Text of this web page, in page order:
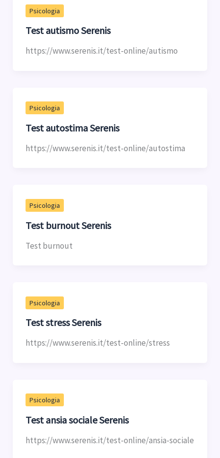
Psicologia
Test autismo Serenis
https://www.serenis.it/test-online/autismo
Psicologia
Test autostima Serenis
https://www.serenis.it/test-online/autostima
Psicologia
Test burnout Serenis
Test burnout
Psicologia
Test stress Serenis
https://www.serenis.it/test-online/stress
Psicologia
Test ansia sociale Serenis
https://www.serenis.it/test-online/ansia-sociale